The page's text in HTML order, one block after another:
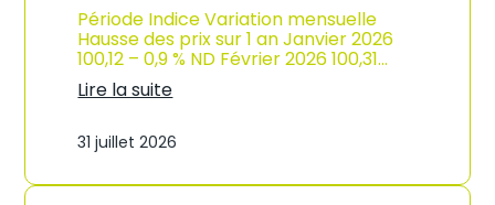
–
2
0
6
a
t
i
n
n
M
Période Indice Variation mensuelle
Hausse des prix sur 1 an Janvier 2026
100,12 – 0,9 % ND Février 2026 100,31…
Lire la suite
n
i
31 juillet 2026